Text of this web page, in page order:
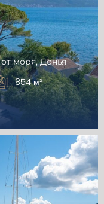
моря, Донья
854 м²